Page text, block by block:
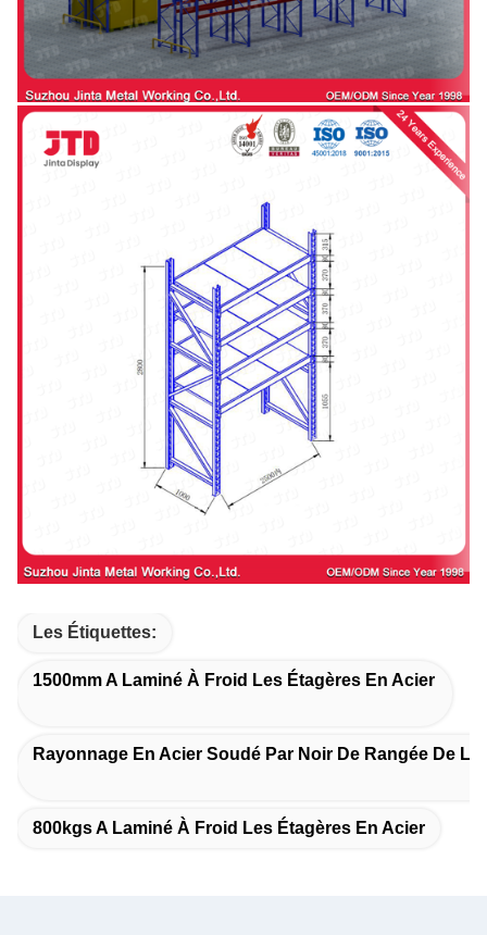
Les Étiquettes:
1500mm A Laminé À Froid Les Étagères En Acier
Rayonnage En Acier Soudé Par Noir De Rangée De La
800kgs A Laminé À Froid Les Étagères En Acier